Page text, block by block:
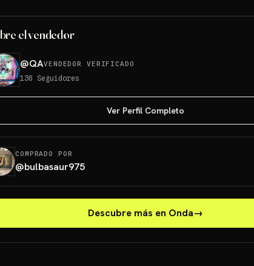
el vendedor
@QAVENDEDOR VERIFICADO
130 Seguidores
Ver Perfil Completo
COMPRADO POR
@bulbasaur975
Descubre más en Onda→